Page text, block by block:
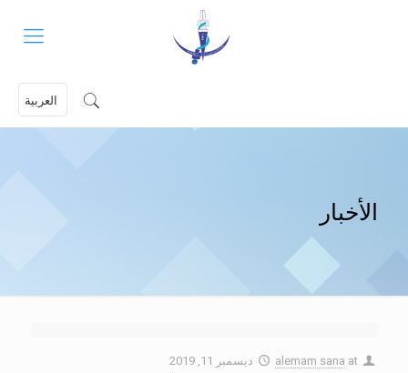
العربية
الأخبار
alemam sana at ديسمبر 11, 2019